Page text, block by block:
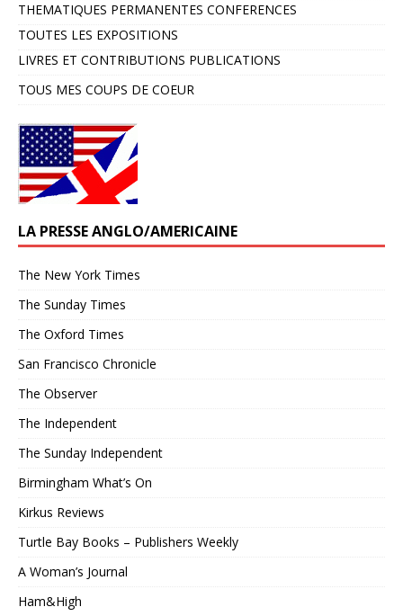
THEMATIQUES PERMANENTES CONFERENCES
TOUTES LES EXPOSITIONS
LIVRES ET CONTRIBUTIONS PUBLICATIONS
TOUS MES COUPS DE COEUR
LA PRESSE ANGLO/AMERICAINE
The New York Times
The Sunday Times
The Oxford Times
San Francisco Chronicle
The Observer
The Independent
The Sunday Independent
Birmingham What’s On
Kirkus Reviews
Turtle Bay Books – Publishers Weekly
A Woman’s Journal
Ham&High